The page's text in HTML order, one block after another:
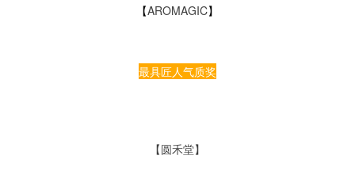
【AROMAGIC】
最具匠人气质奖
【圆禾堂】